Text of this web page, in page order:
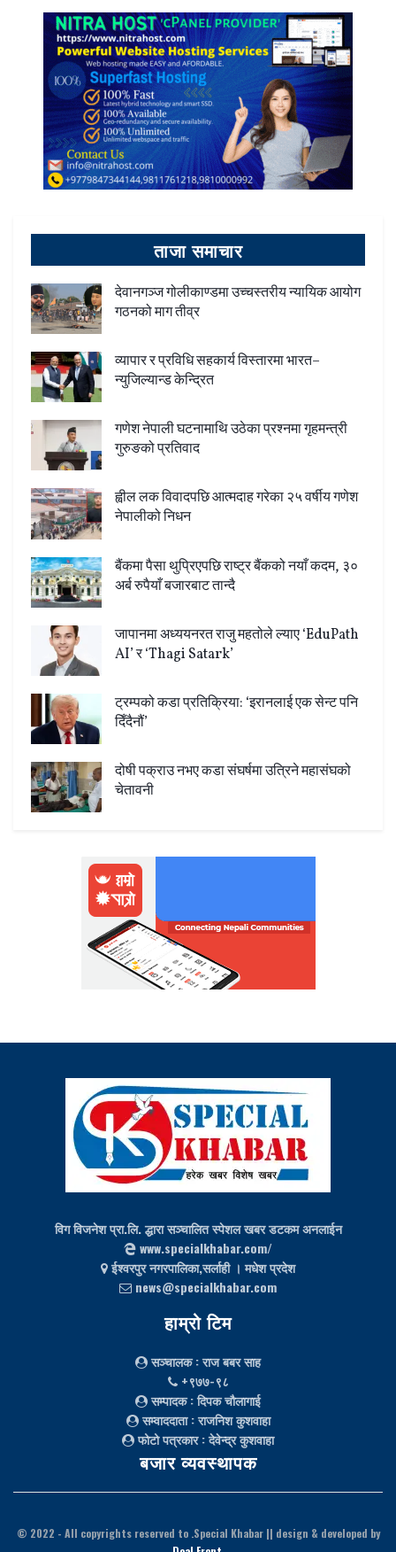
ताजा समाचार
देवानगञ्ज गोलीकाण्डमा उच्चस्तरीय न्यायिक आयोग
गठनको माग तीव्र
व्यापार र प्रविधि सहकार्य विस्तारमा भारत–
न्युजिल्यान्ड केन्द्रित
गणेश नेपाली घटनामाथि उठेका प्रश्नमा गृहमन्त्री
गुरुङको प्रतिवाद
ह्वील लक विवादपछि आत्मदाह गरेका २५ वर्षीय गणेश
नेपालीको निधन
बैंकमा पैसा थुप्रिएपछि राष्ट्र बैंकको नयाँ कदम, ३०
अर्ब रुपैयाँ बजारबाट तान्दै
जापानमा अध्ययनरत राजु महतोले ल्याए ‘EduPath
AI’ र ‘Thagi Satark’
ट्रम्पको कडा प्रतिक्रिया: ‘इरानलाई एक सेन्ट पनि
दिँदैनौं’
दोषी पक्राउ नभए कडा संघर्षमा उत्रिने महासंघको
चेतावनी
विग विजनेश प्रा.लि. द्धारा सञ्चालित स्पेशल खबर डटकम अनलाईन
www.specialkhabar.com/
ईश्‍वरपुर नगरपालिका,सर्लाही । मधेश प्रदेश
news@specialkhabar.com
हाम्रो टिम
सञ्चालक: राज बबर साह
+९७७-९८
सम्पादक: दिपक चौलागाई
सम्वाददाता: राजनिश कुशवाहा
फोटो पत्रकार: देवेन्द्र कुशवाहा
बजार व्यवस्थापक
© 2022 - All copyrights reserved to .Special Khabar || design & developed by